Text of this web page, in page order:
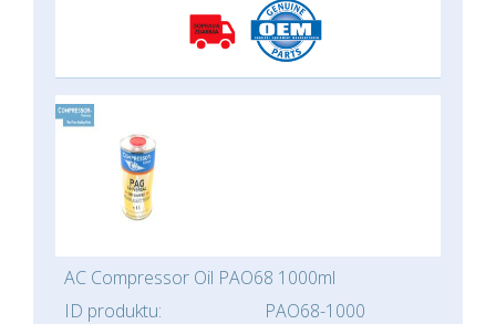
AC Compressor Oil PAO68 1000ml
ID produktu:
PAO68-1000